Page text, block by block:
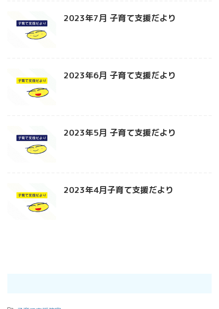
2023年7月 子育て支援だより
2023年6月 子育て支援だより
2023年5月 子育て支援だより
2023年4月子育て支援だより